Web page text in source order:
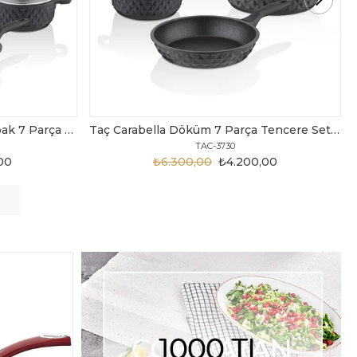
Taç Carabella Döküm 7 Parça Tencere Seti Siyah Taç Master Cook Tombik 7 Parça Tencere Seti Gri
TAC-3820
₺2.450,00
₺3.199,00